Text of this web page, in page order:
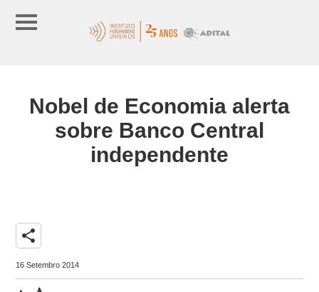
Nobel de Economia alerta
sobre Banco Central
independente
share
16 Setembro 2014